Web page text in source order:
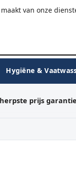
van onze
★★★★★9.7/10
Hygiëne &
prijs garantie